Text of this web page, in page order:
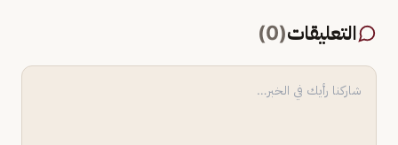
التعليقات(
0
)